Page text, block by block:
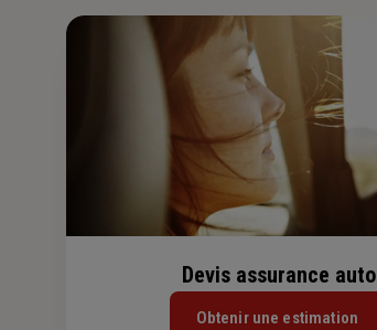
Devis assurance auto
Obtenir une estimation